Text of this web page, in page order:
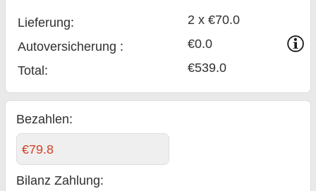
Lieferung:
2 x €70.0
Auto­versicherung :
€0.0
Total: €539.0
Bezahlen:
€79.8
Bilanz Zahlung: